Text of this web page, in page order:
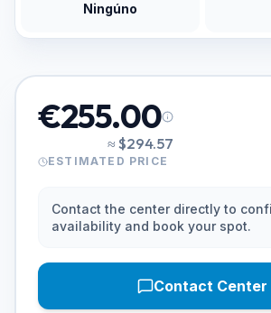
Ningúno
€255.00
≈ $294.57
ESTIMATED PRICE
Contact the center directly to
availability and book your spot.
Contact Center